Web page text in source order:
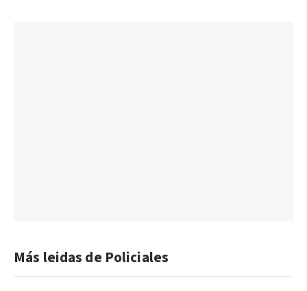
Más leidas de Policiales